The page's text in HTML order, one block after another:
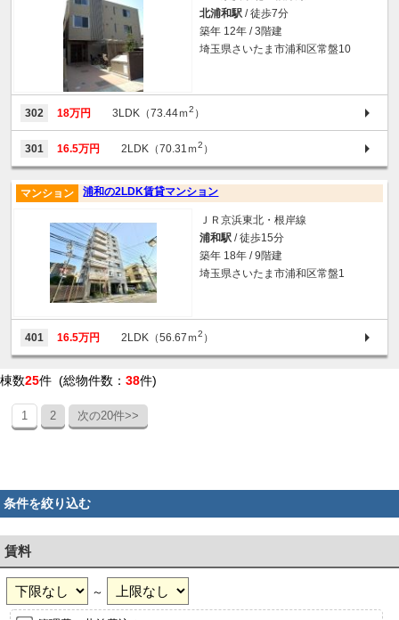
北浦和駅 / 徒歩7分
築年 12年 / 3階建
埼玉県さいたま市浦和区常盤10
302 18万円 3LDK（73.44ｍ2 ）
301 16.5万円 2LDK（70.31ｍ2 ）
浦和の2LDK賃貸マンション
マンション
ＪＲ京浜東北・根岸線
浦和駅 / 徒歩15分
築年 18年 / 9階建
埼玉県さいたま市浦和区常盤1
401 16.5万円 2LDK（56.67ｍ2 ）
棟数25件 (総物件数： 38件)
1 2 次の20件>>
条件を絞り込む
賃料
～